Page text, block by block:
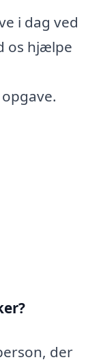
i dag ved
os hjælpe
der